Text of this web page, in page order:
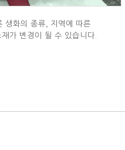
생화의 종류, 지역에 따른
가 변경이 될 수 있습니다.